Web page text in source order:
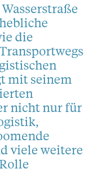
die
mit seinem
nicht nur für
viele weitere